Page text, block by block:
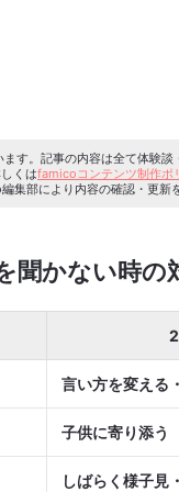
す。記事の内容は全て体験
くはfamicoコンテンツ制作ポ
部により内容の確認・更新
聞かない時の
言い方を変える
子供に寄り添う
しばらく様子見